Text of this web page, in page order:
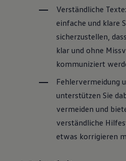
Verständliche
einfache und klare
sicherzustellen,
klar und ohne
kommuniziert
Fehlervermeidung
unterstützen Sie
vermeiden und
verständliche
etwas korrigieren